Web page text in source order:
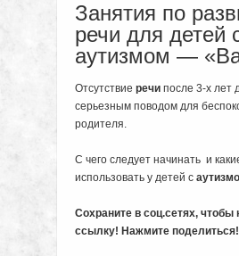
Занятия по
речи для детей
аутизмом —
Отсутствие речи после 3-х лет
серьезным поводом для
родителя.
С чего следует начинать и
использовать у детей с
Сохраните в соц.сетях, чтобы
ссылку! Нажмите поделиться!